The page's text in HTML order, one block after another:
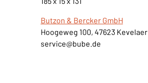
Butzon & Bercker GmbH
Hoogeweg 100, 47623 Kevelaer
service@bube.de